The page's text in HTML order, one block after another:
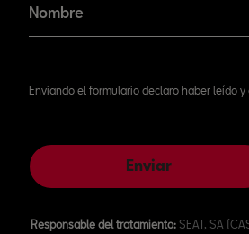
Nombre
Enviando el formulario declaro haber leído
Enviar
Responsable del tratamiento: SEAT, SA